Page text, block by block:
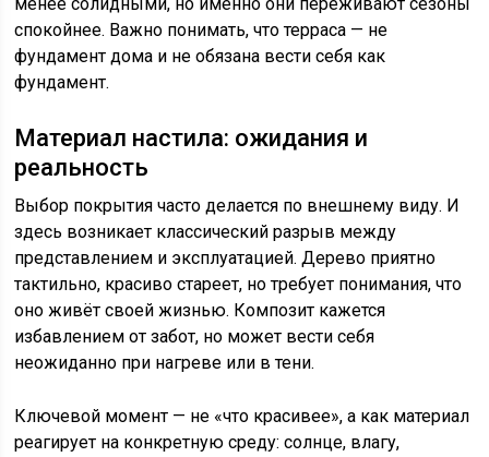
спокойнее. Важно понимать, что терраса — не
фундамент дома и не обязана вести себя как
фундамент.
Материал настила: ожидания и
реальность
Выбор покрытия часто делается по внешнему виду. И
здесь возникает классический разрыв между
представлением и эксплуатацией. Дерево приятно
тактильно, красиво стареет, но требует понимания, что
оно живёт своей жизнью. Композит кажется
избавлением от забот, но может вести себя
неожиданно при нагреве или в тени.
Ключевой момент — не «что красивее», а как материал
реагирует на конкретную среду: солнце, влагу,